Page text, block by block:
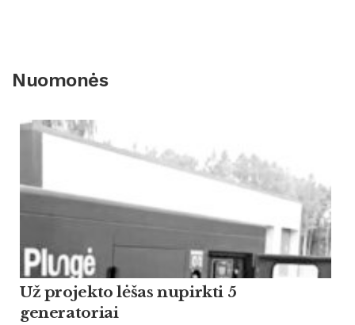
Nuomonės
Už projekto lėšas nupirkti 5
generatoriai